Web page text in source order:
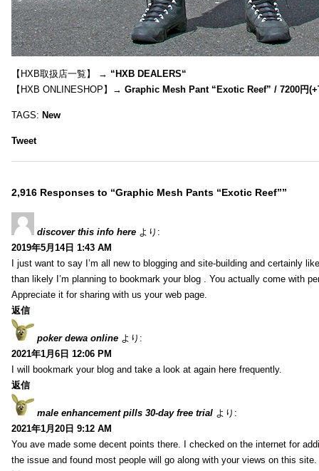
【HXB取扱店一覧】 → “HXB DEALERS“
【HXB ONLINESHOP】→ Graphic Mesh Pant “Exotic Reef” / 7200円
TAGS: New
Tweet
2,916 Responses to “Graphic Mesh Pants “Exotic Reef””
discover this info here より:
2019年5月14日 1:43 AM
I just want to say I’m all new to blogging and site-building and certainly
than likely I’m planning to bookmark your blog . You actually come with
Appreciate it for sharing with us your web page.
返信
poker dewa online より:
2021年1月6日 12:06 PM
I will bookmark your blog and take a look at again here frequently.
返信
male enhancement pills 30-day free trial より:
2021年1月20日 9:12 AM
You ave made some decent points there. I checked on the internet for
the issue and found most people will go along with your views on this site.